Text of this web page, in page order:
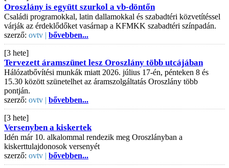
Oroszlány is együtt szurkol a vb-döntőn
Családi programokkal, latin dallamokkal és szabadtéri közvetítéssel
várják az érdeklődőket vasárnap a KFMKK szabadtéri színpadán.
szerző: ovtv | bővebben...
[3 hete]
Tervezett áramszünet lesz Oroszlány több utcájában
Hálózatbővítési munkák miatt 2026. július 17-én, pénteken 8 és
15.30 között szünetelhet az áramszolgáltatás Oroszlány több
pontján.
szerző: ovtv | bővebben...
[3 hete]
Versenyben a kiskertek
Idén már 10. alkalommal rendezik meg Oroszlányban a
kiskerttulajdonosok versenyét
szerző: ovtv | bővebben...